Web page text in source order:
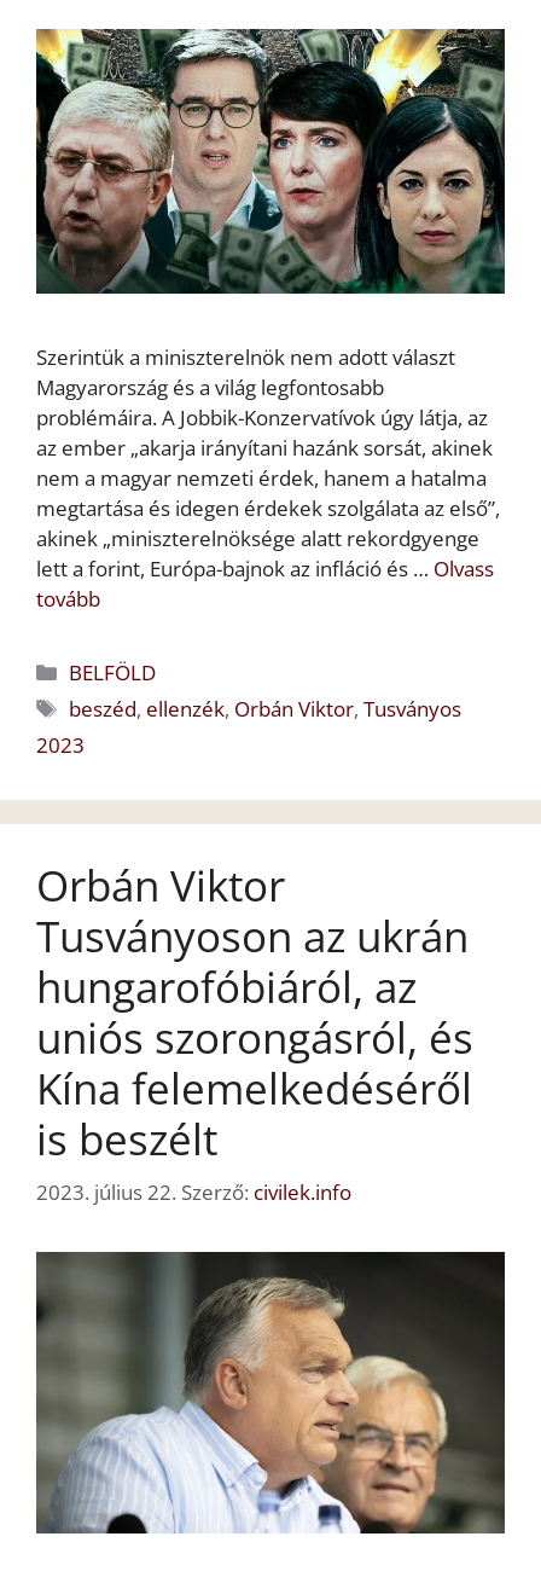
Szerintük a miniszterelnök nem adott választ
Magyarország és a világ legfontosabb
problémáira. A Jobbik-Konzervatívok úgy látja, az
az ember „akarja irányítani hazánk sorsát, akinek
nem a magyar nemzeti érdek, hanem a hatalma
megtartása és idegen érdekek szolgálata az első”,
akinek „miniszterelnöksége alatt rekordgyenge
lett a forint, Európa-bajnok az infláció és … Olvass
tovább
Kategória
BELFÖLD
Címkék
beszéd, ellenzék, Orbán Viktor,Tusványos
2023
Orbán Viktor
Tusványoson az ukrán
hungarofóbiáról, az
uniós szorongásról, és
Kína felemelkedéséről
is beszélt
2023. július 22. Szerző: civilek.info